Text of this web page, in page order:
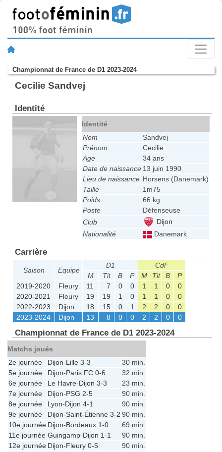
Championnat de France de D1 2023-2024
Cecilie Sandvej
Identité
Identité
Nom
Sandvej
Prénom
Cecilie
Age
34 ans
Date de naissance 13 juin 1990
Lieu de naissance Horsens (Danemark)
Taille
1m75
Poids
66 kg
Poste
Défenseuse
Club
Dijon
Nationalité
Danemark
Carrière
Saison Equipe
D1
CdF
M
Tit B P M Tit B
P
2019-2020
Fleury 11 7 0 0 1 1 0
0
2020-2021
Fleury 19 19 1 0 1 1 0
0
2022-2023
Dijon 18 15 0 1 2 2 0
0
2023-2024
Dijon 13 8 0 0 2 2 0 0
Championnat de France de D1 2023-2024
Matchs joués
2e journée
Dijon-Lille 3-3
30 min.
5e journée
Dijon-Paris FC 0-6
32 min.
6e journée
Le Havre-Dijon 3-3
23 min.
7e journée
Dijon-PSG 2-5
90 min.
8e journée
Lyon-Dijon 4-1
90 min.
9e journée
Dijon-Saint-Étienne 3-2 90 min.
10e journée Dijon-Bordeaux 1-0
69 min.
11e journée Guingamp-Dijon 1-1
90 min.
12e journée Dijon-Fleury 0-5
90 min.